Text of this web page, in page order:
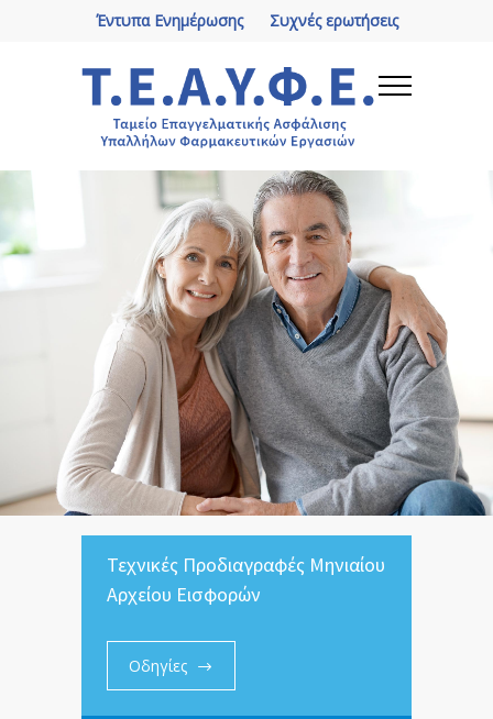
Συχνές ερωτήσεις
Έντυπα Ενημέρωσης
Τεχνικές Προδιαγραφές Μηνιαίου
Αρχείου Εισφορών
Οδηγίες